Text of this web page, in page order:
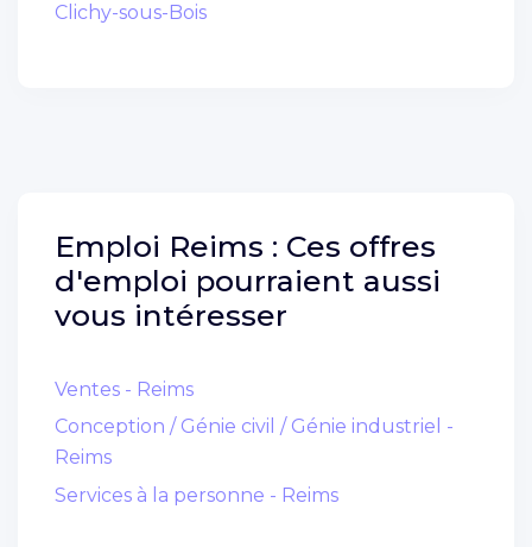
Clichy-sous-Bois
Emploi Reims : Ces offres
d'emploi pourraient aussi
vous intéresser
Ventes - Reims
Conception / Génie civil / Génie industriel -
Reims
Services à la personne - Reims